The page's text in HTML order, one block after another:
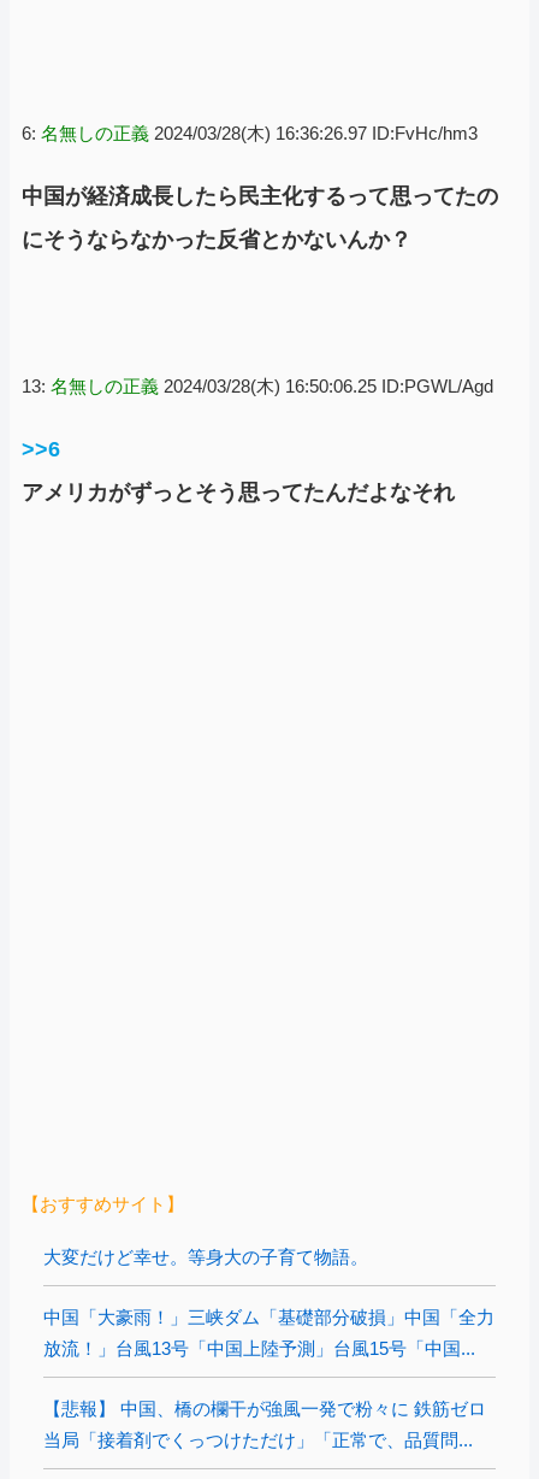
6: 名無しの正義 2024/03/28(木) 16:36:26.97 ID:FvHc/hm3
中国が経済成長したら民主化するって思ってたの
にそうならなかった反省とかないんか？
13: 名無しの正義 2024/03/28(木) 16:50:06.25 ID:PGWL/Agd
>>6
アメリカがずっとそう思ってたんだよなそれ
【おすすめサイト】
大変だけど幸せ。等身大の子育て物語。
中国「大豪雨！」三峡ダム「基礎部分破損」中国「全力
放流！」台風13号「中国上陸予測」台風15号「中国...
【悲報】 中国、橋の欄干が強風一発で粉々に 鉄筋ゼロ
当局「接着剤でくっつけただけ」「正常で、品質問...